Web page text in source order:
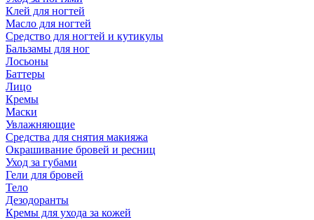
Клей для ногтей
Масло для ногтей
Средство для ногтей и кутикулы
Бальзамы для ног
Лосьоны
Баттеры
Лицо
Кремы
Маски
Увлажняющие
Средства для снятия макияжа
Окрашивание бровей и ресниц
Уход за губами
Гели для бровей
Тело
Дезодоранты
Кремы для ухода за кожей